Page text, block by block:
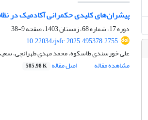
پیشران‌های کلیدی حکمرانی آکادمیک در
دوره 17، شماره 68، زمستان 1403، صفحه
9-38
10.22034/jsfc.2025.495378.2755
علی خورسندی طاسکوه، محمد مهدی طهرانچی،
مشاهده مقاله
اصل مقاله 585.98 K